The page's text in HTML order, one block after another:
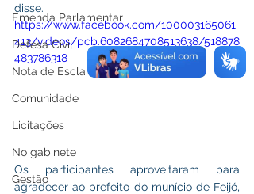
Emenda Parlamentar
Defesa Civil
Nota de Esclarecimento
Comunidade
Licitações
No gabinete
Gestão
disse.
https://www.facebook.com/100003165061
413/videos/pcb.6082684708513638/518878
483786318
Os participantes aproveitaram para
agradecer ao prefeito do munício de Feijó,